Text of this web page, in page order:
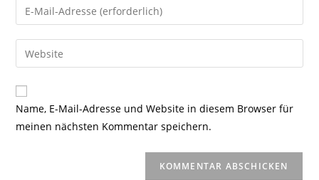
oder
zum
Kommentieren
ein
Gib
deine
E-
Mail-
zum
Kommentieren
ein
Gib
deine
Website-
URL
Name, E-Mail-Adresse und Website in diesem Browser für
meinen nächsten Kommentar speichern.